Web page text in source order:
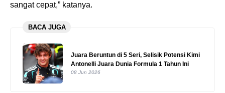
sangat cepat,” katanya.
BACA JUGA
Juara Beruntun di 5 Seri, Selisik Potensi Kimi
Antonelli Juara Dunia Formula 1 Tahun Ini
08 Jun 2026